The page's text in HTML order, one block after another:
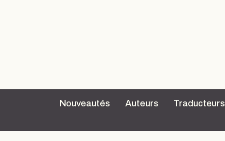
Nouveautés Auteurs Traducteurs